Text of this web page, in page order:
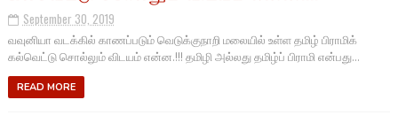
September 30, 2019
வவுனியா வடக்கில் காணப்படும் வெடுக்குநாறி மலையில் உள்ள தமிழ் பிராமிக்
கல்வெட்டு சொல்லும் விடயம் என்ன.!!! தமிழி அல்லது தமிழ்ப் பிராமி என்பது...
READ MORE